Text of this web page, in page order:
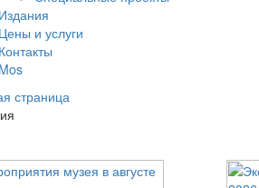
Издания
Цены и услуги
Контакты
Mos
страница